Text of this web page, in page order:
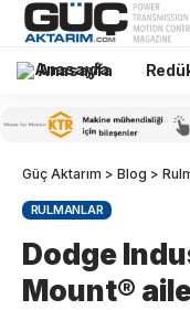
Anasayfa
Güç Aktarım > Blog >
RULMANLAR
Dodge
Mount®